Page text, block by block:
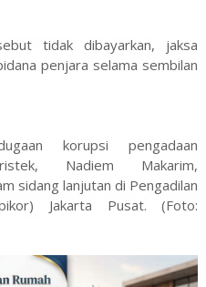
tidak dibayarkan, jaksa
penjara selama sembilan
korupsi pengadaan
Nadiem Makarim,
sidang lanjutan di Pengadilan
Jakarta Pusat. (Foto: